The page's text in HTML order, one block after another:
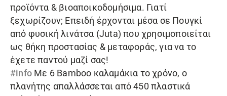
προϊόντα & βιοαποικοδομήσιμα. Γιατί
ξεχωρίζουν; Επειδή έρχονται μέσα σε Πουγκί
από φυσική λινάτσα (Juta) που χρησιμοποιείται
ως θήκη προστασίας & μεταφοράς, για να το
έχετε παντού μαζί σας!
#info Με 6 Bamboo καλαμάκια το χρόνο, ο
πλανήτης απαλλάσσεται από 450 πλαστικά